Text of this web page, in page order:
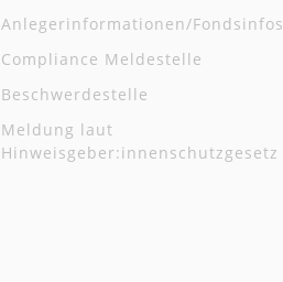
Anlegerinformationen/Fondsinfos
Compliance Meldestelle
Beschwerdestelle
Meldung laut
Hinweisgeber:innenschutzgesetz